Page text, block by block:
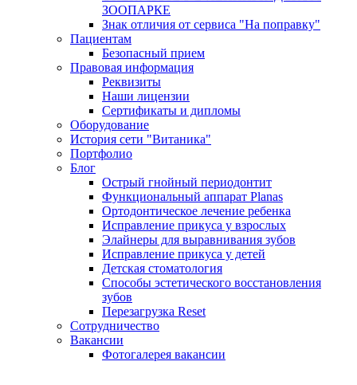
ЗООПАРКЕ
Знак отличия от сервиса "На поправку"
Пациентам
Безопасный прием
Правовая информация
Реквизиты
Наши лицензии
Сертификаты и дипломы
Оборудование
История сети "Витаника"
Портфолио
Блог
Острый гнойный периодонтит
Функциональный аппарат Planas
Ортодонтическое лечение ребенка
Исправление прикуса у взрослых
Элайнеры для выравнивания зубов
Исправление прикуса у детей
Детская стоматология
Способы эстетического восстановления
зубов
Перезагрузка Reset
Сотрудничество
Вакансии
Фотогалерея вакансии